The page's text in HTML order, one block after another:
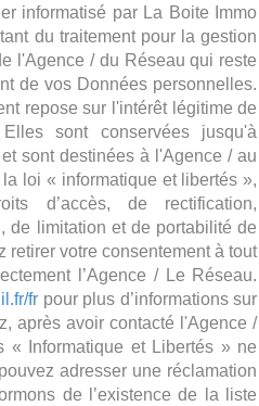
informatisé par La Boite Immo
du traitement pour la gestion
l'Agence / du Réseau qui reste
de vos Données personnelles.
repose sur l'intérêt légitime de
sont conservées jusqu'à
sont destinées à l'Agence / au
loi « informatique et libertés »,
d’accès, de rectification,
de limitation et de portabilité de
retirer votre consentement à tout
l’Agence / Le Réseau.
frpour plus d’informations sur
après avoir contacté l'Agence /
« Informatique et Libertés » ne
adresser une réclamation
de l’existence de la liste